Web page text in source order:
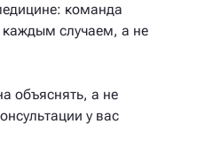
команда
каждым случаем, а не
объяснять, а не
у вас